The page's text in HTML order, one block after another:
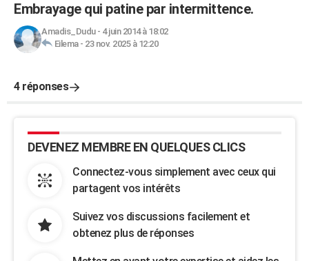
Embrayage qui patine par intermittence.
Amadis_Dudu- 4 juin 2014 à 18:02
Eilema- 23 nov. 2025 à 12:20
4 réponses
DEVENEZ MEMBRE EN QUELQUES CLICS
Connectez-vous simplement avec ceux qui
partagent vos intérêts
Suivez vos discussions facilement et
obtenez plus de réponses